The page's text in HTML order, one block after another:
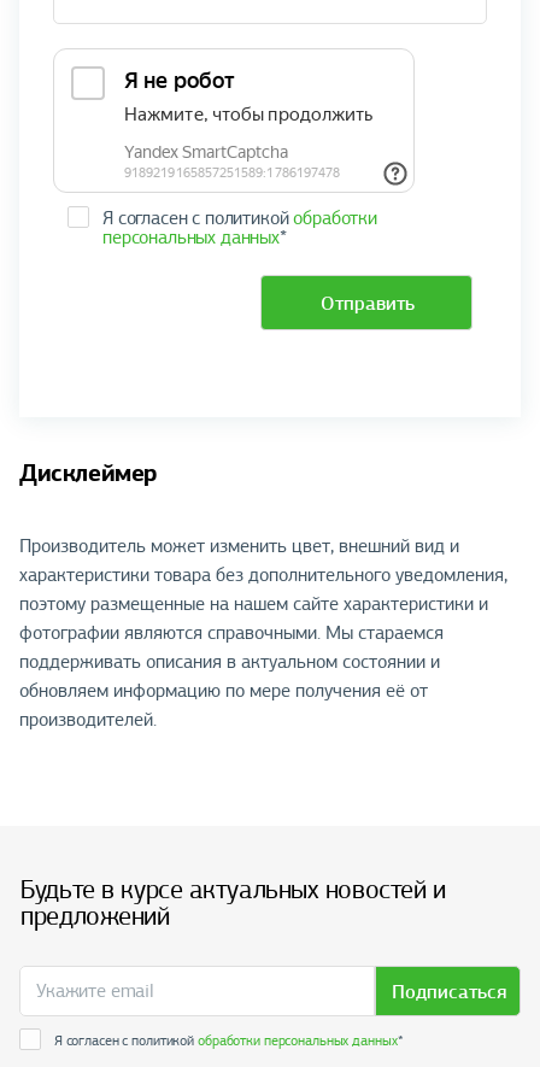
Я согласен с политикойобработки
персональных данных*
Отправить
Дисклеймер
Производитель может изменить цвет, внешний вид и
характеристики товара без дополнительного уведомления,
поэтому размещенные на нашем сайте характеристики и
фотографии являются справочными. Мы стараемся
поддерживать описания в актуальном состоянии и
обновляем информацию по мере получения её от
производителей.
Будьте в курсе актуальных новостей и
предложений
Подписаться
Я согласен с политикойобработки персональных данных*